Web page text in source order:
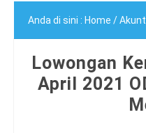
Anda di sini : Home /
Lowongan
April 2021